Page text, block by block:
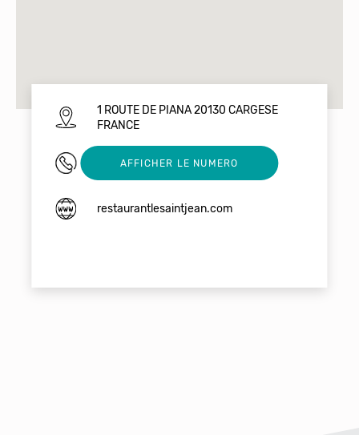
1 ROUTE DE PIANA 20130 CARGESE
FRANCE
0608014800
AFFICHER LE NUMERO
restaurantlesaintjean.com